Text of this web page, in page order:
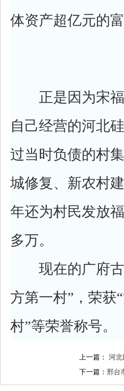
体资产超亿元的富
正是因为宋福
自己经营的河北
过当时负债的村
城修复、新农村
年还为村民发放
多万。
现在的广府古
方第一村”，荣获
村”等荣誉称号。
上一篇：
河北
下一篇： 邢台